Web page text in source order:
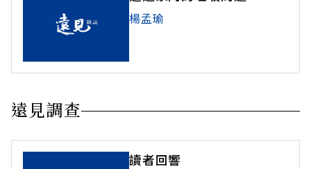
楊孟瑜
遠見調查
讀者回響